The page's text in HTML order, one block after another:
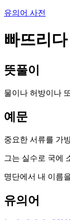
유의어 사전
빠뜨리다
뜻풀이
물이나 허방이나
예문
중요한 서류를 가
그는 실수로 국에
명단에서 내 이름
유의어